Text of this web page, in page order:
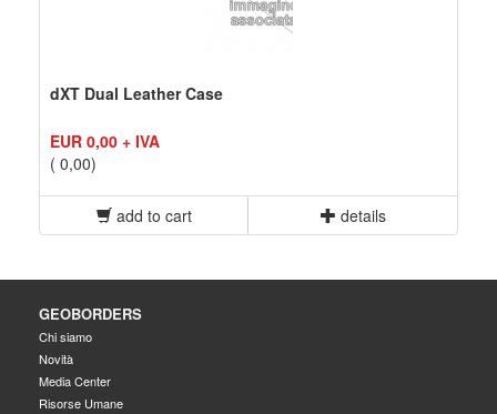
dXT Dual Leather Case
EUR 0,00 + IVA
( 0,00)
add to cart details
GEOBORDERS
Chi siamo
Novità
Media Center
Risorse Umane